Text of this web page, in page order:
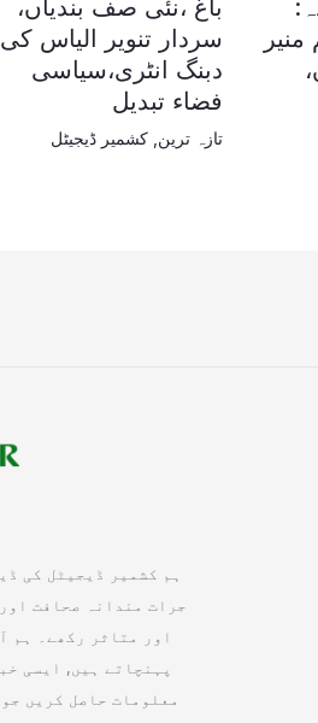
باغ ،نئی صف بندیاں،
سردار تنویر الیاس کی
دبنگ انٹری،سیاسی
فضاء تبدیل
تازہ ترین کشمیر ڈیجیٹل
ہم کشمیر ڈیجیٹل کی
جرات مندانہ صحافت
اور متاثر رکھے۔ ہم
پہنچاتے ہیں, ایسی
معلومات حاصل کریں